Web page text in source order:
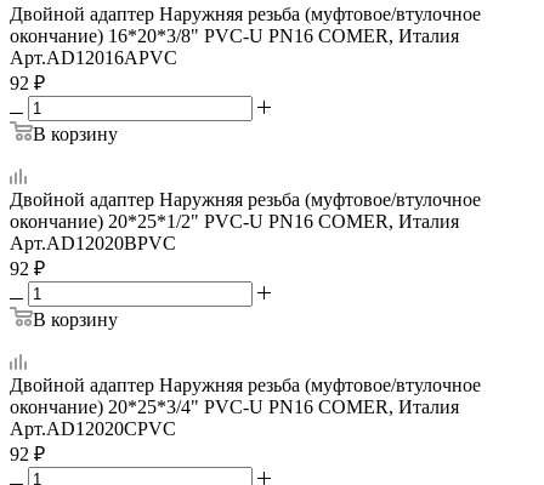
Двойной адаптер Наружняя резьба (муфтовое/втулочное
окончание) 16*20*3/8" PVC-U PN16 COMER, Италия
Арт.AD12016APVC
92 ₽
В корзину
Двойной адаптер Наружняя резьба (муфтовое/втулочное
окончание) 20*25*1/2" PVC-U PN16 COMER, Италия
Арт.AD12020BPVC
92 ₽
В корзину
Двойной адаптер Наружняя резьба (муфтовое/втулочное
окончание) 20*25*3/4" PVC-U PN16 COMER, Италия
Арт.AD12020CPVC
92 ₽